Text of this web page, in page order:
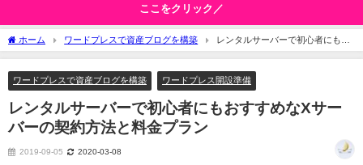
ここをクリック／
ホーム ワードプレスで資産ブログを構築
レンタルサーバーで初心者にもお
すすめなXサーバーの契約方法と料金プラン
ワードプレスで資産ブログを構築 ワードプレス開設準備
レンタルサーバーで初心者にもおすすめなXサー
バーの契約方法と料金プラン
2019-09-05 2020-03-08